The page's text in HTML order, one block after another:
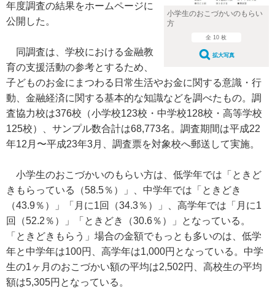
小学生のおこづかいのもらい
方
全 10 枚
拡大写真
年度調査の結果をホームページに
公開した。
同調査は、学校における金融教
育の支援活動の参考とするため、
子どものお金にまつわる日常生活やお金に関する意識・行
動、金融経済に関する基本的な知識などを調べたもの。調
査協力校は376校（小学校123校・中学校128校・高等学校
125校）、サンプル数合計は68,773名。調査期間は平成22
年12月〜平成23年3月、調査票を対象校へ郵送して実施。
小学生のおこづかいのもらい方は、低学年では「ときど
きもらっている（58.5％）」、中学年では「ときどき
（43.9％）」「月に1回（34.3％）」、高学年では「月に1
回（52.2％）」「ときどき（30.6％）」となっている。
「ときどきもらう」場合の金額でもっとも多いのは、低学
年と中学年は100円、高学年は1,000円となっている。中学
生の1ヶ月のおこづかい額の平均は2,502円、高校生の平均
額は5,305円となっている。